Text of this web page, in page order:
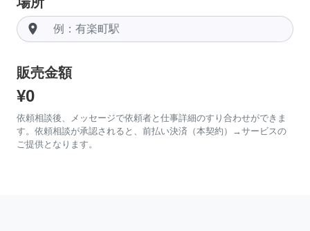
room
販売金額
¥0
依頼相談後、メッセージで依頼者と仕事詳細のすり合わせができま
す。依頼相談が承認されると、前払い決済（本契約）→サービスの
ご提供となります。